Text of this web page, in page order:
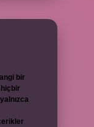
bir